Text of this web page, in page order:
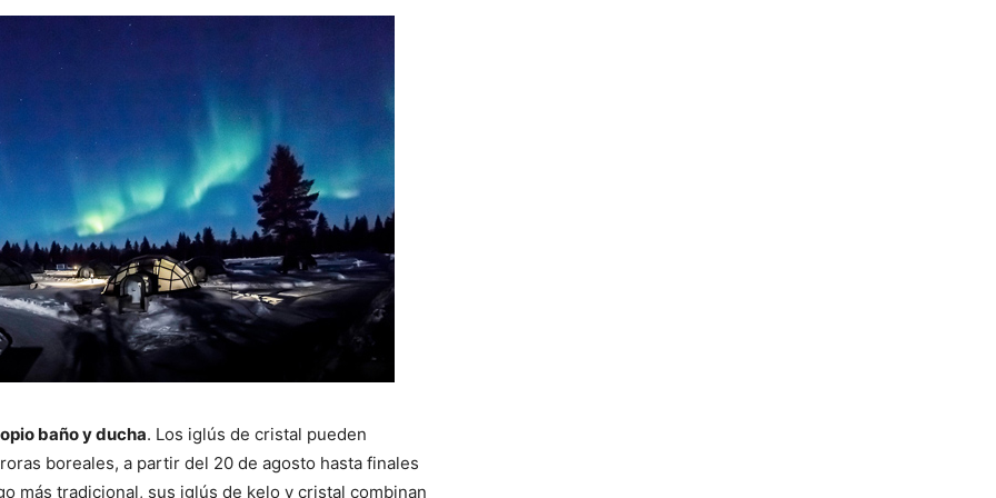
baño y ducha. Los iglús de cristal pueden
boreales, a partir del 20 de agosto hasta finales
más tradicional, sus iglús de kelo y cristal combinan